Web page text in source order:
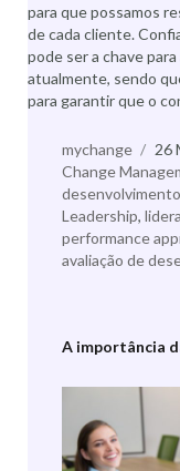
para que possamos
de cada cliente.
pode ser a chave
atualmente, sendo
para garantir que o
Autor
mychange
a
26
Change
desenvolvimento
Leadership,
performance
avaliação de
A importância